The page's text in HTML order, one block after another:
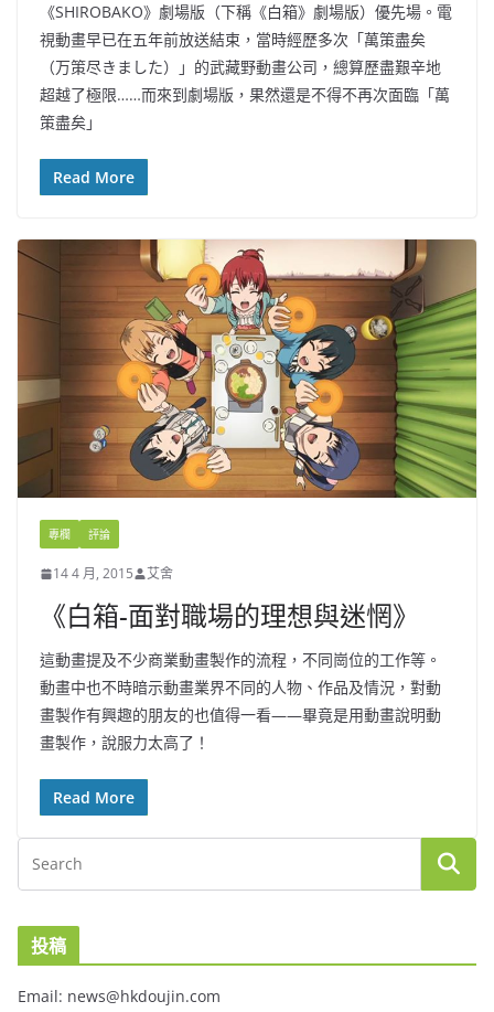
《SHIROBAKO》劇場版（下稱《白箱》劇場版）優先場。電
視動畫早已在五年前放送結束，當時經歷多次「萬策盡矣
（万策尽きました）」的武藏野動畫公司，總算歷盡艱辛地
超越了極限……而來到劇場版，果然還是不得不再次面臨「萬
策盡矣」
Read More
專欄 評論
14 4 月, 2015 艾舍
《白箱-面對職場的理想與迷惘》
這動畫提及不少商業動畫製作的流程，不同崗位的工作等。
動畫中也不時暗示動畫業界不同的人物、作品及情況，對動
畫製作有興趣的朋友的也值得一看——畢竟是用動畫說明動
畫製作，說服力太高了！
Read More
投稿
Email: news@hkdoujin.com